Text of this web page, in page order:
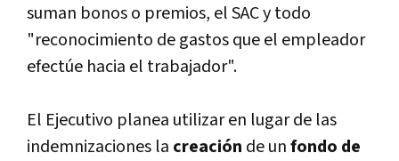
suman bonos o premios, el SAC y todo
"reconocimiento de gastos que el empleador
efectúe hacia el trabajador".
El Ejecutivo planea utilizar en lugar de las
indemnizaciones la creación de unfondo de